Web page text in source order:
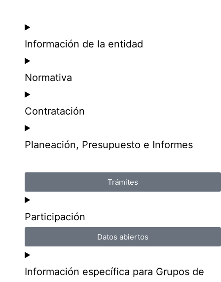
Información de la entidad
Normativa
Contratación
Planeación, Presupuesto e Informes
Trámites
Participación
Datos abiertos
Información específica para Grupos de